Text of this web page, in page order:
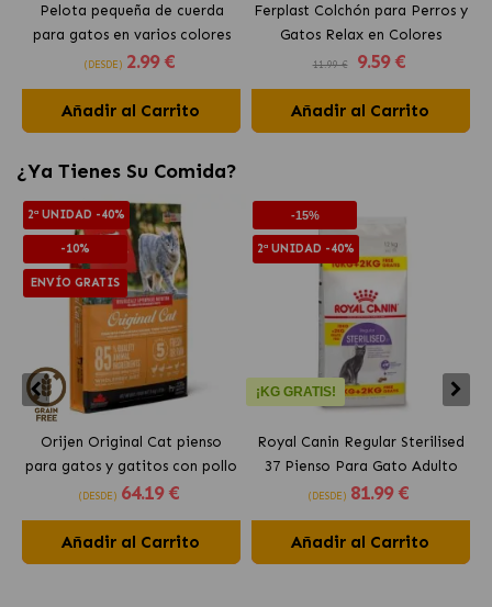
Pelota pequeña de cuerda
para gatos en varios colores
Ferplast
(DESDE) 2.99 €
Añadir al Carrito
Ferplast Colchón para Perros y
Gatos Relax en Colores
Surtidos
11.99 € 9.59 €
Añadir al Carrito
¿Ya Tienes Su Comida?
2ª UNIDAD -40%
-10%
ENVÍO GRATIS
Orijen Original Cat pienso
para gatos y gatitos con pollo
(DESDE) 64.19 €
Añadir al Carrito
-15%
2ª UNIDAD -40%
¡KG GRATIS!
Royal Canin Regular Sterilised
37 Pienso Para Gato Adulto
Esterilizado
(DESDE) 81.99 €
Añadir al Carrito